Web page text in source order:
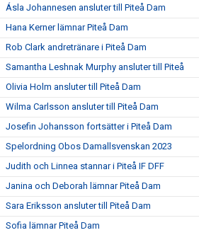
Ásla Johannesen ansluter till Piteå Dam
Hana Kerner lämnar Piteå Dam
Rob Clark andretränare i Piteå Dam
Samantha Leshnak Murphy ansluter till Piteå
Olivia Holm ansluter till Piteå Dam
Wilma Carlsson ansluter till Piteå Dam
Josefin Johansson fortsätter i Piteå Dam
Spelordning Obos Damallsvenskan 2023
Judith och Linnea stannar i Piteå IF DFF
Janina och Deborah lämnar Piteå Dam
Sara Eriksson ansluter till Piteå Dam
Sofia lämnar Piteå Dam